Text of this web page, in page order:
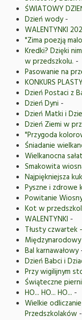
ŚWIATOWY
Dzień wody-
WALENTYNKI
"Zima poezją
Kredki? Dzięki
w przedszkolu. -
Pasowanie na
KONKURS
Dzień Postaci z
Dzień Dyni -
Dzień Matki i
Dzień Ziemi w
"Przygoda
Śniadanie
Wielkanocna
Smakowita
Najpiękniejsza
Pyszne i zdrowe
Powitanie
Kot w
WALENTYNKI -
Tłusty
Bal karnawałowy
Dzień Babci i
Przy wigilijnym
Świąteczne
HO... HO... HO... -
Wielkie
Przedszkolaków -